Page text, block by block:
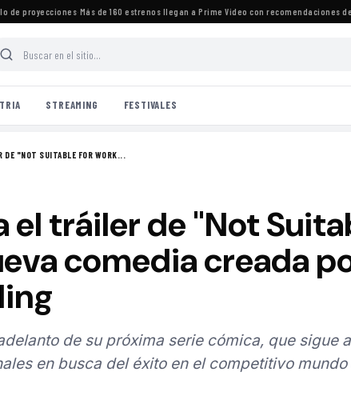
proyecciones·Más de 160 estrenos llegan a Prime Video con recomendaciones de
STREAMING FESTIVALES
DE "NOT SUITABLE FOR WORK...
el tráiler de "Not
comedia creada
de su próxima serie cómica, que sigue
en busca del éxito en el competitivo